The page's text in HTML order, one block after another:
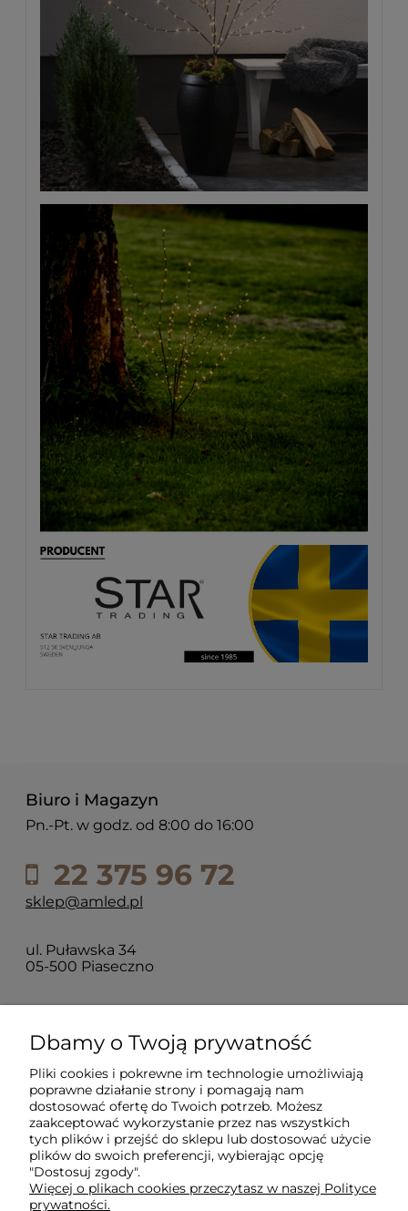
Biuro i Magazyn
Pn.-Pt. w godz. od 8:00 do 16:00
22 375 96 72
sklep@amled.pl
ul. Puławska 34
05-500 Piaseczno
Dla klientów
Informacje
O firmie
Dbamy o Twoją prywatność
Pliki cookies i pokrewne im technologie umożliwiają
poprawne działanie strony i pomagają nam
dostosować ofertę do Twoich potrzeb. Możesz
zaakceptować wykorzystanie przez nas wszystkich
tych plików i przejść do sklepu lub dostosować użycie
plików do swoich preferencji, wybierając opcję
"Dostosuj zgody".
Więcej o plikach cookies przeczytasz w naszej Polityce
prywatności.